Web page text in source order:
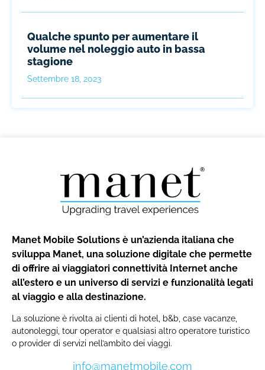
Qualche spunto per aumentare il
volume nel noleggio auto in bassa
stagione
Settembre 18, 2023
Manet Mobile Solutions è un’azienda italiana che
sviluppa Manet, una soluzione digitale che permette
di offrire ai viaggiatori connettività Internet anche
all’estero e un universo di servizi e funzionalità legati
al viaggio e alla destinazione.
La soluzione è rivolta ai clienti di hotel, b&b, case vacanze,
autonoleggi, tour operator e qualsiasi altro operatore turistico
o provider di servizi nell’ambito dei viaggi.
info@manetmobile.com